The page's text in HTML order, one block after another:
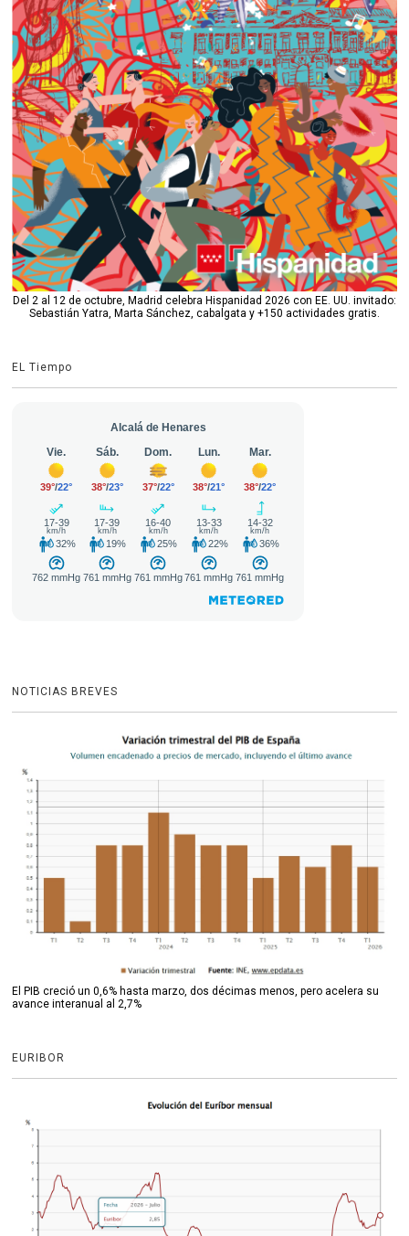
Del 2 al 12 de octubre, Madrid celebra Hispanidad 2026 con EE. UU. invitado:
Sebastián Yatra, Marta Sánchez, cabalgata y +150 actividades gratis.
EL Tiempo
NOTICIAS BREVES
El PIB creció un 0,6% hasta marzo, dos décimas menos, pero acelera su
avance interanual al 2,7%
EURIBOR